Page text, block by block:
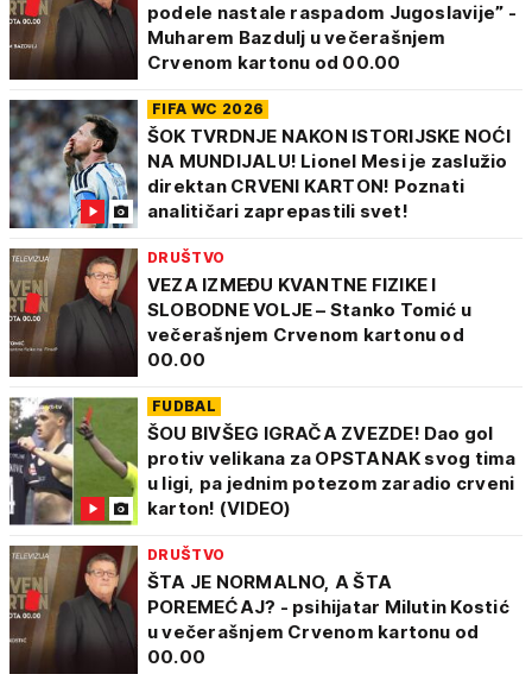
podele nastale raspadom Jugoslavije” -
Muharem Bazdulj u večerašnjem
Crvenom kartonu od 00.00
FIFA WC 2026
ŠOK TVRDNJE NAKON ISTORIJSKE NOĆI
NA MUNDIJALU! Lionel Mesi je zaslužio
direktan CRVENI KARTON! Poznati
analitičari zaprepastili svet!
DRUŠTVO
VEZA IZMEĐU KVANTNE FIZIKE I
SLOBODNE VOLJE – Stanko Tomić u
večerašnjem Crvenom kartonu od
00.00
FUDBAL
ŠOU BIVŠEG IGRAČA ZVEZDE! Dao gol
protiv velikana za OPSTANAK svog tima
u ligi, pa jednim potezom zaradio crveni
karton! (VIDEO)
DRUŠTVO
ŠTA JE NORMALNO, A ŠTA
POREMEĆAJ? - psihijatar Milutin Kostić
u večerašnjem Crvenom kartonu od
00.00